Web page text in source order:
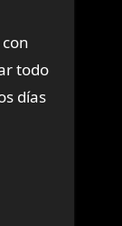
todo
días